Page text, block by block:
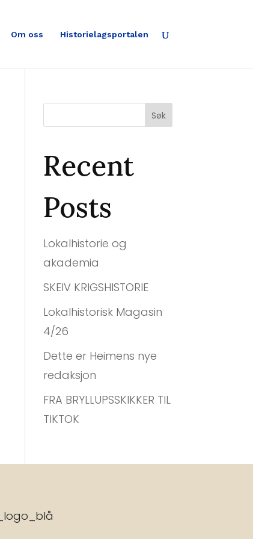
Om oss Historielagsportalen
Søk
Recent
Posts
Lokalhistorie og
akademia
SKEIV KRIGSHISTORIE
Lokalhistorisk Magasin
4/26
Dette er Heimens nye
redaksjon
FRA BRYLLUPSSKIKKER TIL
TIKTOK